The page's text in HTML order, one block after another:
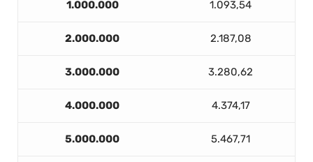
1.000.000 1.093,54
2.000.000 2.187,08
3.000.000 3.280,62
4.000.000 4.374,17
5.000.000 5.467,71